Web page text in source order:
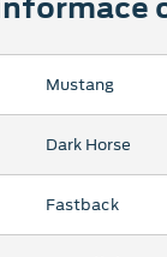
Mustang
Dark Horse
Fastback